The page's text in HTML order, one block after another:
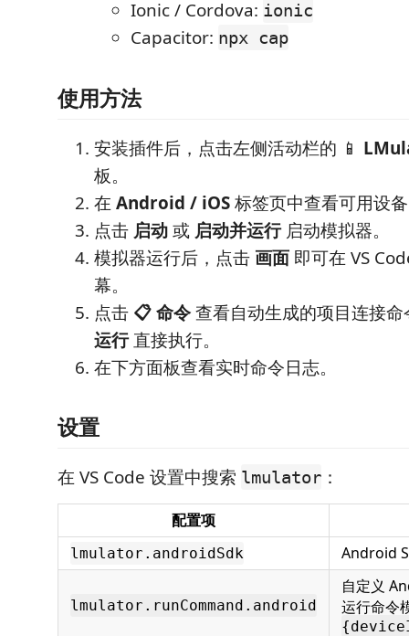
Ionic / Cordova: ionic
Capacitor: npx cap
使用方法
安装插件后，点击左侧活动栏的 📱
板。
在 Android / iOS标签页中查看可用设
点击 启动或 启动并运行启动模拟器。
模拟器运行后，点击 画面 即可在 VS
幕。
点击 📋 命令查看自动生成的项目连接
运行直接执行。
在下方面板查看实时命令日志。
设置
在 VS Code 设置中搜索 lmulator ：
配置项
lmulator.androidSdk Android
lmulator.runCommand.android
自定义
运行命令